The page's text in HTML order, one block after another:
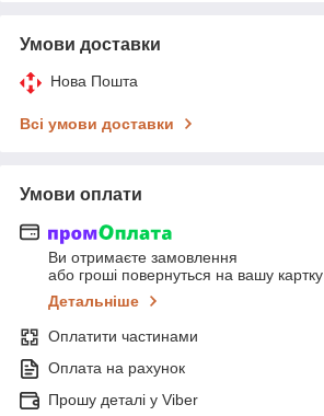
Умови доставки
Нова Пошта
Всі умови доставки
Умови оплати
Ви отримаєте замовлення
або гроші повернуться на вашу картку
Детальніше
Оплатити частинами
Оплата на рахунок
Прошу деталі у Viber